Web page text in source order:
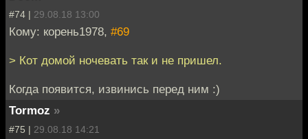
#74 | 29.08.18 13:00
Кому: корень1978, #69
> Кот домой ночевать так и не пришел.
Когда появится, извинись перед ним :)
Tormoz »
#75 | 29.08.18 14:21